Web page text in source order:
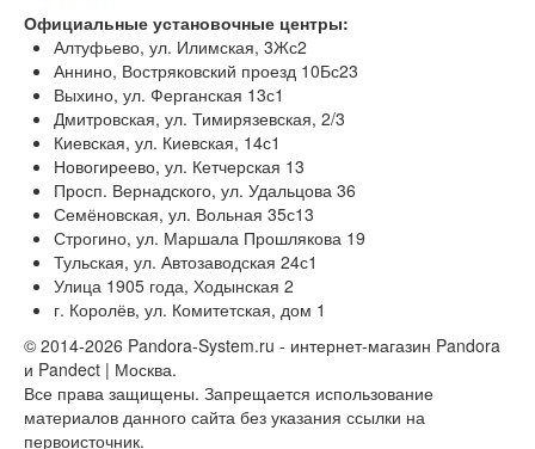
Официальные установочные центры:
Алтуфьево, ул. Илимская, 3Жс2
Аннино, Востряковский проезд 10Бс23
Выхино, ул. Ферганская 13с1
Дмитровская, ул. Тимирязевская, 2/3
Киевская, ул. Киевская, 14с1
Новогиреево, ул. Кетчерская 13
Просп. Вернадского, ул. Удальцова 36
Семёновская, ул. Вольная 35с13
Строгино, ул. Маршала Прошлякова 19
Тульская, ул. Автозаводская 24с1
Улица 1905 года, Ходынская 2
г. Королёв, ул. Комитетская, дом 1
© 2014-2026 Pandora-System.ru - интернет-магазин Pandora
и Pandect | Москва.
Все права защищены. Запрещается использование
материалов данного сайта без указания ссылки на
первоисточник.